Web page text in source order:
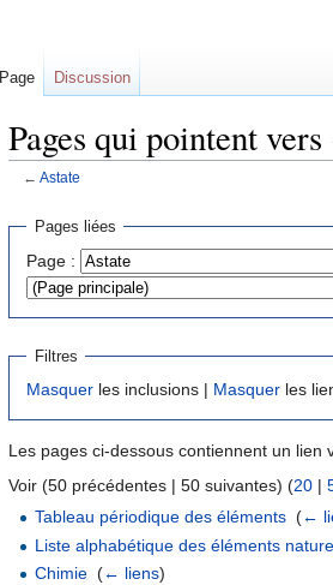
Pages qui pointent
← Astate
Pages liées
Page :
Filtres
Masquer les inclusions | Masquer les
Les pages ci-dessous contiennent un lien
Voir (50 précédentes | 50 suivantes) (20 |
Tableau périodique des éléments ‎(←
Liste alphabétique des éléments
Chimie ‎(← liens)
Page Discussion